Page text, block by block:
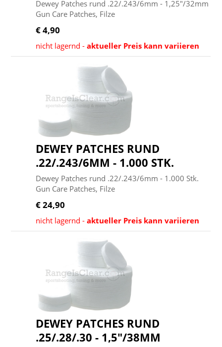
Dewey Patches rund .22/.243/6mm - 1,25"/32mm
Gun Care Patches, Filze
€ 4,90
nicht lagernd -aktueller Preis kann variieren
DEWEY PATCHES RUND
.22/.243/6MM - 1.000 STK.
Dewey Patches rund .22/.243/6mm - 1.000 Stk.
Gun Care Patches, Filze
€ 24,90
nicht lagernd -aktueller Preis kann variieren
DEWEY PATCHES RUND
.25/.28/.30 - 1,5"/38MM